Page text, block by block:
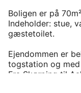
Boligen er på
Indeholder: stue,
gæstetoilet.
Ejendommen er
togstation og
Fra Skørping til